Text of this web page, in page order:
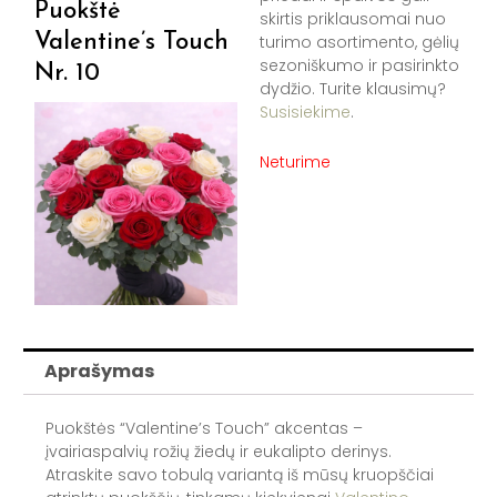
Puokštė
Valentine’s Touch
Nr. 10
skirtis priklausomai nuo
turimo asortimento, gėlių
sezoniškumo ir pasirinkto
dydžio. Turite klausimų?
Susisiekime.
Neturime
Aprašymas
Puokštės “Valentine’s Touch” akcentas –
įvairiaspalvių rožių žiedų ir eukalipto derinys.
Atraskite savo tobulą variantą iš mūsų kruopščiai